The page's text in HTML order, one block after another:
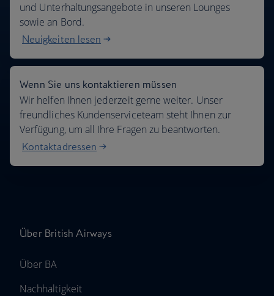
und Unterhaltungsangebote in unseren Lounges
sowie an Bord.
Neuigkeiten lesen
Wenn Sie uns kontaktieren müssen
Wir helfen Ihnen jederzeit gerne weiter. Unser
freundliches Kundenserviceteam steht Ihnen zur
Verfügung, um all Ihre Fragen zu beantworten.
Kontaktadressen
Über British Airways
Über BA
Nachhaltigkeit